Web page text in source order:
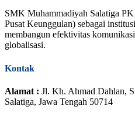
SMK Muhammadiyah Salatiga
Pusat Keunggulan) sebagai
membangun efektivitas
globalisasi.
Kontak
Alamat : Jl. Kh. Ahmad Dahlan,
Salatiga, Jawa Tengah 50714